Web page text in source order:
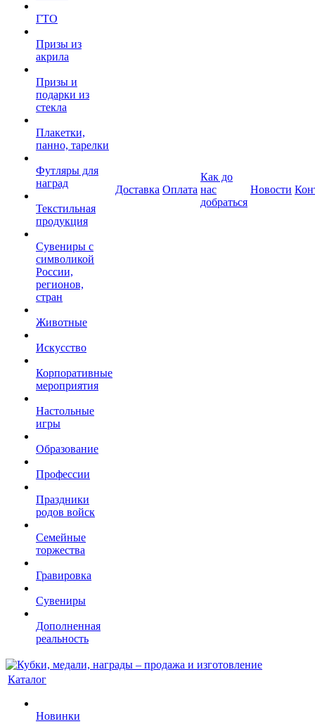
ГТО
Призы из
акрила
Призы и
подарки из
стекла
Плакетки,
панно, тарелки
Футляры для
наград
Текстильная
продукция
Сувениры с
символикой
России,
регионов,
стран
Животные
Искусство
Корпоративные
мероприятия
Настольные
игры
Образование
Профессии
Праздники
родов войск
Семейные
торжества
Гравировка
Сувениры
Дополненная
реальность
Доставка Оплата
Как до
нас
добраться
Новости
Каталог
Новинки